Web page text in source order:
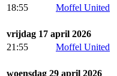
18:55
Moffel United
vrijdag 17 april 2026
21:55
Moffel United
woensdag 29 april 2026